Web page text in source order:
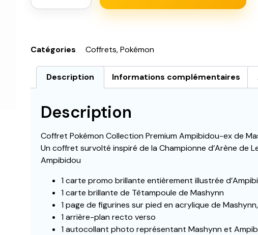
Catégories Coffrets,Pokémon
Description Informations complémentaires
Description
Coffret Pokémon Collection Premium Ampibidou-ex de
Un coffret survolté inspiré de la Championne d’Arène de
Ampibidou
1 carte promo brillante entièrement illustrée
1 carte brillante de Têtampoule de Mashynn
1 page de figurines sur pied en acrylique de
1 arrière-plan recto verso
1 autocollant photo représentant Mashynn et